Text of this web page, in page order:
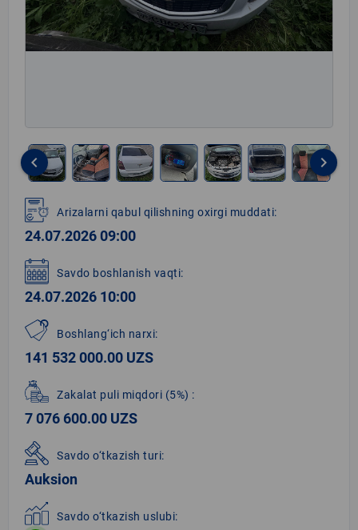
1
of
11
keyboard_arrow_left keyboard_arrow_right
Arizalarni qabul qilishning oxirgi muddati:
24.07.2026 09:00
Savdo boshlanish vaqti:
24.07.2026 10:00
Boshlang‘ich narxi:
141 532 000.00 UZS
Zakalat puli miqdori (5%) :
7 076 600.00 UZS
Savdo o‘tkazish turi:
Auksion
Savdo o‘tkazish uslubi: